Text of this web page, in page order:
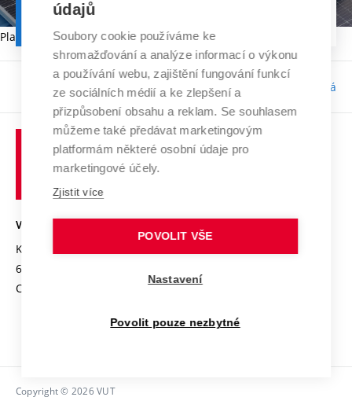
Platnost dokumentu vypršela.
Odpovědnost:Bc. Tereza Kučerová
VYSOKÉ UČENÍ TECHNICKÉ V BRNĚ
Kolejní 2906/4
612 00 Brno
Czech Republic
Copyright © 2026 VUT
údajů
Soubory cookie používáme ke
shromažďování a analýze informací o výkonu
a používání webu, zajištění fungování funkcí
ze sociálních médií a ke zlepšení a
přizpůsobení obsahu a reklam. Se souhlasem
můžeme také předávat marketingovým
platformám některé osobní údaje pro
marketingové účely.
Zjistit více
POVOLIT VŠE
Nastavení
Povolit pouze nezbytné